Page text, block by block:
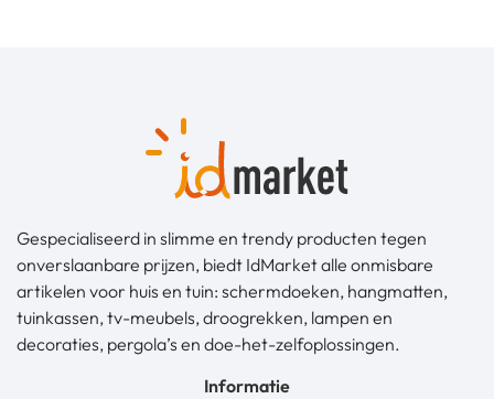
Gespecialiseerd in slimme en trendy producten tegen
onverslaanbare prijzen, biedt IdMarket alle onmisbare
artikelen voor huis en tuin: schermdoeken, hangmatten,
tuinkassen, tv-meubels, droogrekken, lampen en
decoraties, pergola’s en doe-het-zelfoplossingen.
Informatie